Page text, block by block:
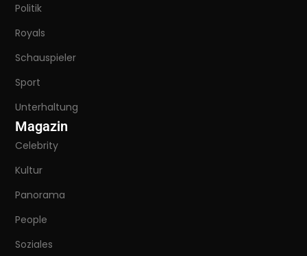
Politik
Royals
Schauspieler
Sport
Unterhaltung
Magazin
Celebrity
Kultur
Panorama
People
Soziales